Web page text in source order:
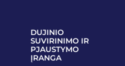
DUJINIO
SUVIRINIMO IR
PJAUSTYMO
ĮRANGA